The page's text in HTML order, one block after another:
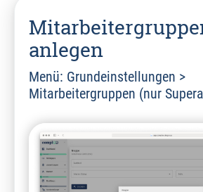
anlegen
Menü: Grundeinstellungen >
Mitarbeitergruppen (nur